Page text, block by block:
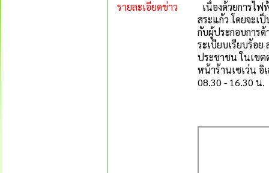
รายละเอียดข่าว
เนื่องด้วยการไ
สระแก้ว โดยจะเ
กับผู้ประกอบการ
ระเบียบเรียบร้อ
ประชาชน ในเขต
หน้าร้านเซเว่น อิ
08.30 - 16.30 น.